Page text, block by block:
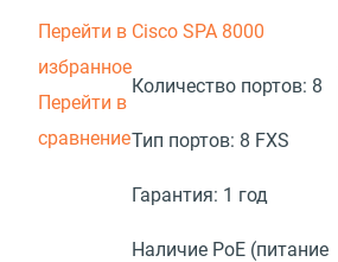
Перейти в
избранное
Перейти в
сравнение
Cisco SPA 8000
Количество портов: 8
Тип портов: 8 FXS
Гарантия: 1 год
Наличие PoE (питание